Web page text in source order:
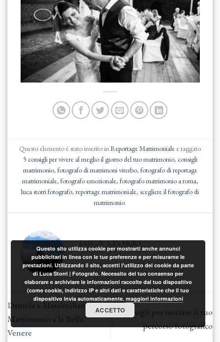
Questo elemento è stato inserito inReportage Matrimoniale e taggato
5 consigli per vivere al meglio il giorno del tuo matrimonio, consigli
matrimonio, fotografo di matrimoni viterbo, fotografo di reportage
matrimoniale, fotografo emozionale, fotografo matrimonio a roma,
luca storri fotografo, reportage matrimoniale, scegliere il fotografo di
matrimonio.
LUCA STORRI
Daniela e Massimiliano –
Matrimonio a la Bella
Venere
5 consigli per iniziare il tuo
percorso fotografico
Questo sito utilizza cookie per mostrarti anche annunci
pubblicitari in linea con le tue preferenze e per misurarne le
prestazioni. Utilizzando il sito, accetti l'utilizzo dei cookie da parte
di Luca Storri | Fotografo. Necessito del tuo consenso per
elaborare e archiviare le informazioni raccolte dal tuo dispositivo
(come cookie, indirizzo IP e altri dati e caratteristiche che il tuo
dispositivo invia automaticamente. maggiori informazioni
ACCETTO